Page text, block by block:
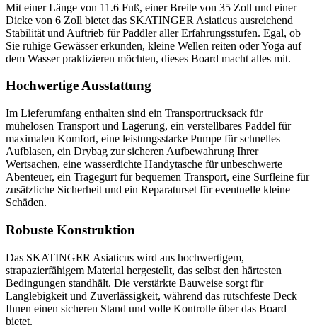
Mit einer Länge von 11.6 Fuß, einer Breite von 35 Zoll und einer
Dicke von 6 Zoll bietet das SKATINGER Asiaticus ausreichend
Stabilität und Auftrieb für Paddler aller Erfahrungsstufen. Egal, ob
Sie ruhige Gewässer erkunden, kleine Wellen reiten oder Yoga auf
dem Wasser praktizieren möchten, dieses Board macht alles mit.
Hochwertige Ausstattung
Im Lieferumfang enthalten sind ein Transportrucksack für
mühelosen Transport und Lagerung, ein verstellbares Paddel für
maximalen Komfort, eine leistungsstarke Pumpe für schnelles
Aufblasen, ein Drybag zur sicheren Aufbewahrung Ihrer
Wertsachen, eine wasserdichte Handytasche für unbeschwerte
Abenteuer, ein Tragegurt für bequemen Transport, eine Surfleine für
zusätzliche Sicherheit und ein Reparaturset für eventuelle kleine
Schäden.
Robuste Konstruktion
Das SKATINGER Asiaticus wird aus hochwertigem,
strapazierfähigem Material hergestellt, das selbst den härtesten
Bedingungen standhält. Die verstärkte Bauweise sorgt für
Langlebigkeit und Zuverlässigkeit, während das rutschfeste Deck
Ihnen einen sicheren Stand und volle Kontrolle über das Board
bietet.